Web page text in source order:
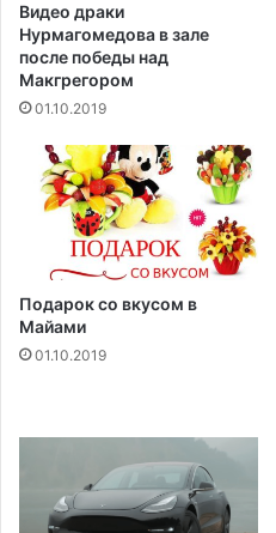
и
с
п
о
л
я
9
5
з
я
с
т
н
а
б
о
Видео драки
Нурмагомедова в зале
после победы над
Макгрегором‍
01.10.2019
Подарок со вкусом в
Майами
01.10.2019